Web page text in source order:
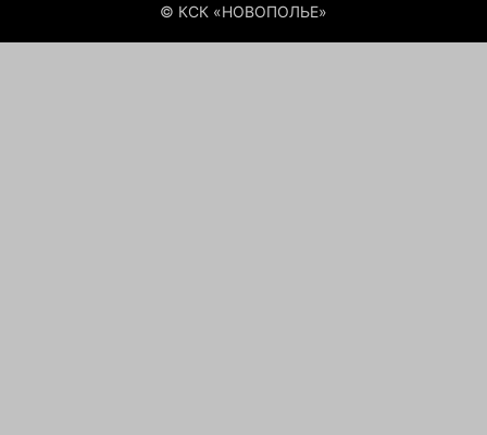
© КСК «НОВОПОЛЬЕ»